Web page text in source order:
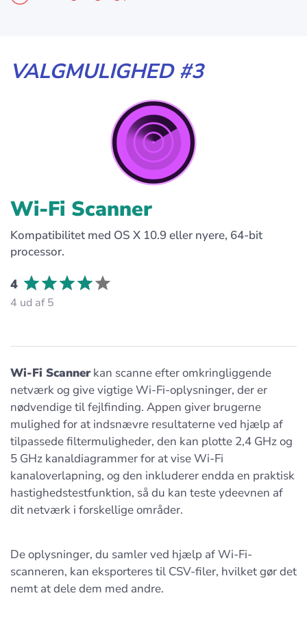
VALGMULIGHED #3
Wi-Fi Scanner
Kompatibilitet med OS X 10.9 eller nyere, 64-bit
processor.
4
4 ud af 5
Wi-Fi Scannerkan scanne efter omkringliggende
netværk og give vigtige Wi-Fi-oplysninger, der er
nødvendige til fejlfinding. Appen giver brugerne
mulighed for at indsnævre resultaterne ved hjælp af
tilpassede filtermuligheder, den kan plotte 2,4 GHz og
5 GHz kanaldiagrammer for at vise Wi-Fi
kanaloverlapning, og den inkluderer endda en praktisk
hastighedstestfunktion, så du kan teste ydeevnen af
dit netværk i forskellige områder.
De oplysninger, du samler ved hjælp af Wi-Fi-
scanneren, kan eksporteres til CSV-filer, hvilket gør det
nemt at dele dem med andre.